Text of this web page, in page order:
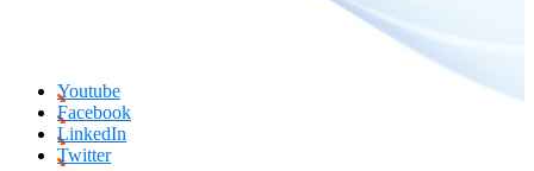
Youtube
Facebook
LinkedIn
Twitter